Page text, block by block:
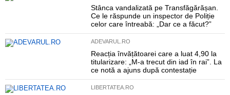
Stânca vandalizată pe Transfăgărășan.
Ce le răspunde un inspector de Poliție
celor care întreabă: „Dar ce a făcut?”
ADEVARUL.RO
Reacția învățătoarei care a luat 4,90 la
titularizare: „M-a trecut din iad în rai”. La
ce notă a ajuns după contestație
LIBERTATEA.RO